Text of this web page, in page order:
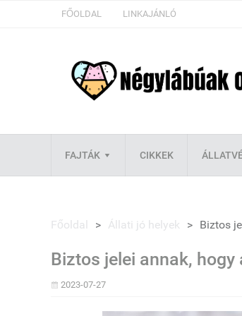
FŐOLDAL LINKAJÁNLÓ
FAJTÁK CIKKEK
Főoldal > Állati jó helyek > Biztos
Biztos jelei annak,
2023-07-27